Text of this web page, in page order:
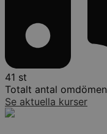
41 st
Totalt antal omdömen
Se aktuella kurser